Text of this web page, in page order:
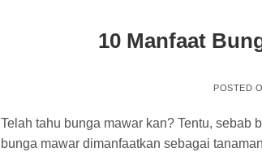
10 Manfaat
POSTED
Telah tahu bunga mawar kan? Tentu,
bunga mawar dimanfaatkan sebagai